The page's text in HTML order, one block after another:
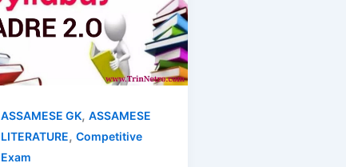
ASSAMESE GK, ASSAMESE
LITERATURE, Competitive
Exam